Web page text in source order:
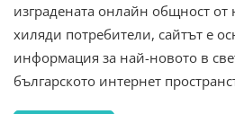
изградената онлайн общност от
хиляди потребители, сайтът е
информация за най-новото в
българското интернет